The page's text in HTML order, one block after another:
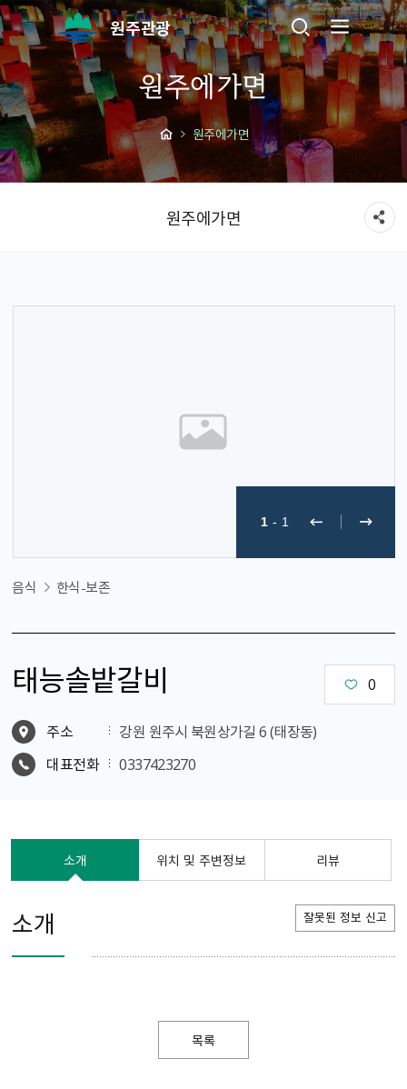
원주관광
원주에가면
원주에가면
원주에가면
1 - 1
음식 한식-보존
태능솔밭갈비 0
주소
강원 원주시 북원상가길 6 (태장동)
대표전화
0337423270
소개 위치 및 주변정보 리뷰
소개 잘못된 정보 신고
목록